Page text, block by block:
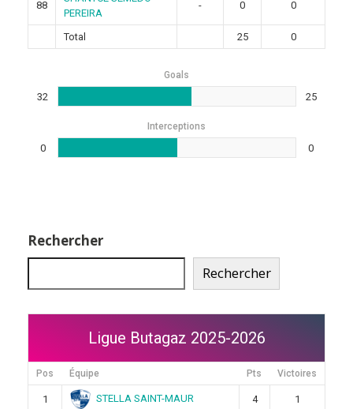
88
PEREIRA
- 0 0
Total 25 0
Goals
32 25
Interceptions
0 0
Rechercher
Rechercher
Ligue Butagaz 2025-2026
Pos Équipe Pts Victoires
1 STELLA SAINT-MAUR 4 1